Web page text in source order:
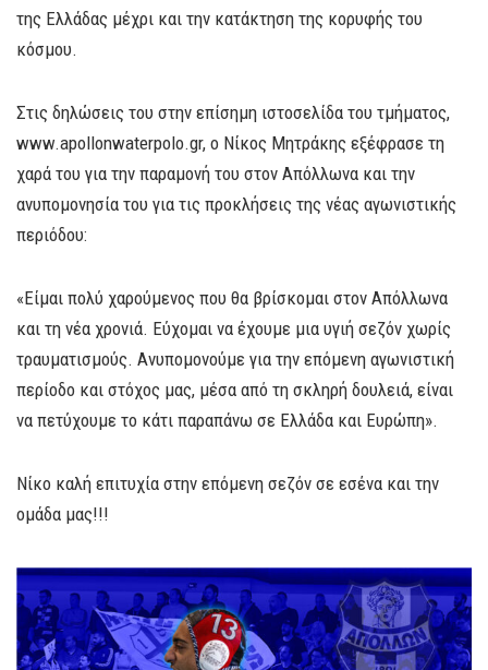
της Ελλάδας μέχρι και την κατάκτηση της κορυφής του
κόσμου.
Στις δηλώσεις του στην επίσημη ιστοσελίδα του τμήματος,
www.apollonwaterpolo.gr, ο Νίκος Μητράκης εξέφρασε τη
χαρά του για την παραμονή του στον Απόλλωνα και την
ανυπομονησία του για τις προκλήσεις της νέας αγωνιστικής
περιόδου:
«Είμαι πολύ χαρούμενος που θα βρίσκομαι στον Απόλλωνα
και τη νέα χρονιά. Εύχομαι να έχουμε μια υγιή σεζόν χωρίς
τραυματισμούς. Ανυπομονούμε για την επόμενη αγωνιστική
περίοδο και στόχος μας, μέσα από τη σκληρή δουλειά, είναι
να πετύχουμε το κάτι παραπάνω σε Ελλάδα και Ευρώπη».
Νίκο καλή επιτυχία στην επόμενη σεζόν σε εσένα και την
ομάδα μας!!!